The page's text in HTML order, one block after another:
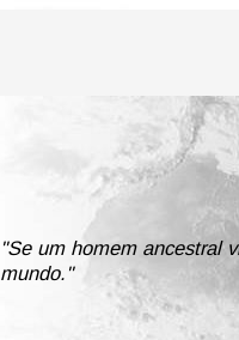
"Se um homem ancestral
mundo."